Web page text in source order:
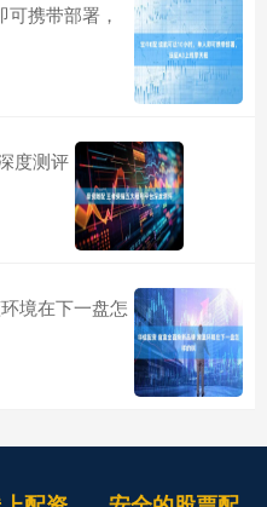
携带部署，
度测评
境在下一盘怎